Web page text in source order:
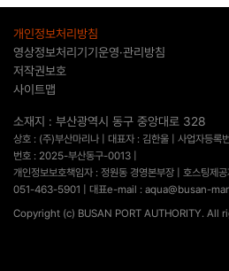
개인정보처리방침
영상정보처리기기운영·관리방침
저작권보호
사이트맵
소재지 : 부산광역시 동구 중앙대로 328
상호 : (주)부산마리나 | 대표자 : 김한울 | 사업자등
번호 : 2025-부산동구-0013 |
개인정보보호책임자 : 정원동 경영본부장 | 호스팅제
051-463-5901 | 대표e-mail : aqua@busan-
Copyright (c) BUSAN PORT AUTHORITY. All